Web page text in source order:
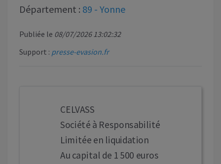
Département : 89 - Yonne
Publiée le 08/07/2026 13:02:32
Support : presse-evasion.fr
CELVASS
Société à Responsabilité
Limitée en liquidation
Au capital de 1 500 euros